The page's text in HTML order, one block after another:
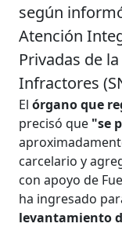
según
Atención
Privadas de
Infractores
Elórgano que
precisó que "se
carcelario y
con apoyo de
ha ingresado
levantamiento